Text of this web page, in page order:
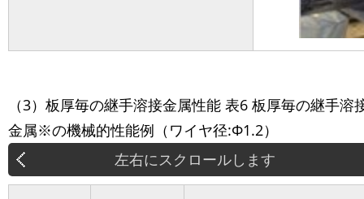
（3）板厚毎の継手溶接金属性能 表6 板厚毎の継手溶
金属※の機械的性能例（ワイヤ径:Φ1.2）